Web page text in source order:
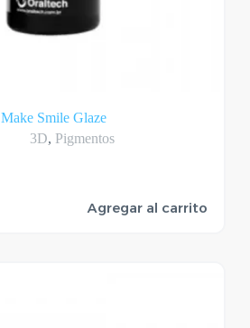
Make Smile Glaze
3D, Pigmentos
Agregar al carrito